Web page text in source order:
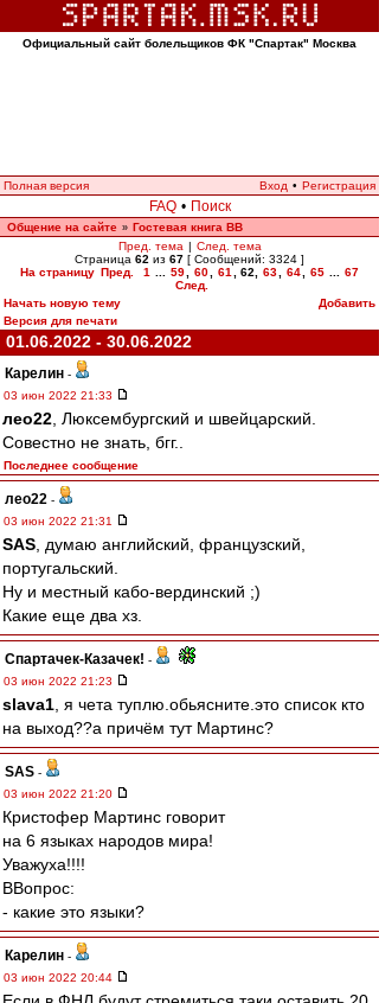
Официальный сайт болельщиков ФК "Спартак" Москва
Полная версия Вход • Регистрация
FAQ • Поиск
Общение на сайте » Гостевая книга ВВ
Пред. тема | След. тема
Страница 62 из 67 [ Сообщений: 3324 ]
На страницу Пред. 1 59 60 61 62 63 64 65
67
След.
Начать новую тему
Добавить
Версия для печати
01.06.2022 - 30.06.2022
Карелин -
03 июн 2022 21:33
лео22 , Люксембургский и швейцарский.
Совестно не знать, бгг..
Последнее сообщение
лео22 -
03 июн 2022 21:31
SAS , думаю английский, французский,
португальский.
Ну и местный кабо-вердинский ;)
Какие еще два хз.
Спартачек-Казачек! -
03 июн 2022 21:23
slava1 , я чета туплю.обьясните.это список кто
на выход??а причём тут Мартинс?
SAS -
03 июн 2022 21:20
Кристофер Мартинс говорит
на 6 языках народов мира!
Уважуха!!!!
ВВопрос:
- какие это языки?
Карелин -
03 июн 2022 20:44